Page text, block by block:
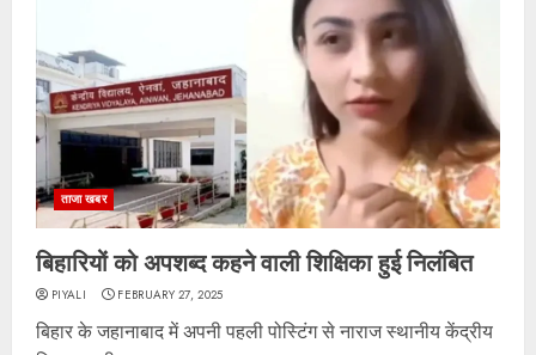
ताजा खबर
बिहारियों को अपशब्द कहने वाली शिक्षिका हुई निलंबित
PIYALI FEBRUARY 27, 2025
बिहार के जहानाबाद में अपनी पहली पोस्टिंग से नाराज स्थानीय केंद्रीय